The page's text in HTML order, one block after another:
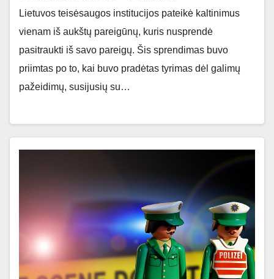
Lietuvos teisėsaugos institucijos pateikė kaltinimus
vienam iš aukštų pareigūnų, kuris nusprendė
pasitraukti iš savo pareigų. Šis sprendimas buvo
priimtas po to, kai buvo pradėtas tyrimas dėl galimų
pažeidimų, susijusių su…